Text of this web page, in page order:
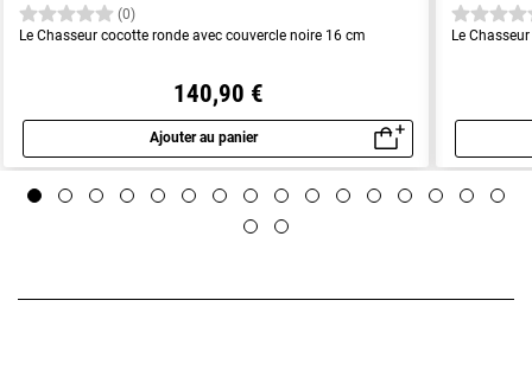
(0)
Le Chasseur cocotte ronde avec couvercle noire 16 cm
140,90 €
Ajouter au panier
Aperçu rapide
Le